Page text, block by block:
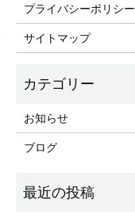
プライバシーポリシー
サイトマップ
お知らせ
ブログ